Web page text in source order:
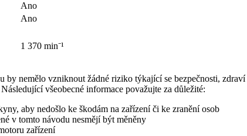
Ano
Ano
1 370 min⁻¹
by nemělo vzniknout žádné riziko týkající se bezpečnosti,
všeobecné informace považujte za důležité:
aby nedošlo ke škodám na zařízení či ke zranění osob
v tomto návodu nesmějí být měněny
zařízení